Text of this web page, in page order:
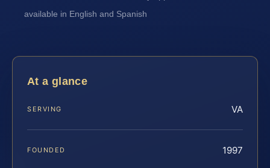
available in English and Spanish
At a glance
SERVING VA
FOUNDED 1997